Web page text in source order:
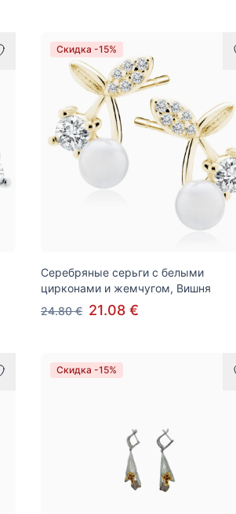
Скидка -15%
Серебряные серьги с белыми
цирконами и жемчугом, Вишня
24.80 € 21.08 €
Скидка -15%